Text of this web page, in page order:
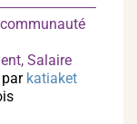
Salaire
katiaket